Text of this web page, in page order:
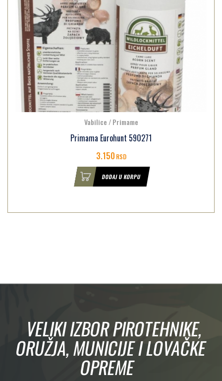
Vabilice / Primame
Primama Eurohunt 590271
3.150RSD
DODAJ U KORPU
VELIKI IZBOR PIROTEHNIKE,
ORUŽJA, MUNICIJE I LOVAČKE
OPREME